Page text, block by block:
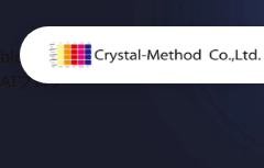
blog
AIブログ